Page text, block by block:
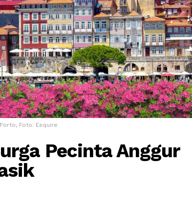
Foto: Esquire
Pecinta Anggur